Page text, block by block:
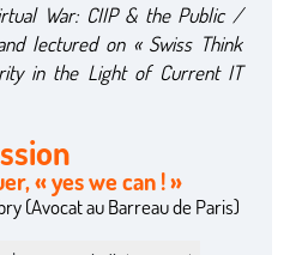
War: CIIP & the Public /
lectured on « Swiss Think
in the Light of Current IT
« yes we can ! »
(Avocat au Barreau de Paris)